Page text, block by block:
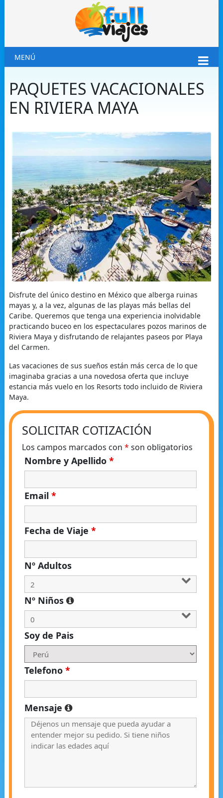
MENÚ
PAQUETES VACACIONALES
EN RIVIERA MAYA
Disfrute del único destino en México que alberga ruinas
mayas y, a la vez, algunas de las playas más bellas del
Caribe. Queremos que tenga una experiencia inolvidable
practicando buceo en los espectaculares pozos marinos de
Riviera Maya y disfrutando de relajantes paseos por Playa
del Carmen.
Las vacaciones de sus sueños están más cerca de lo que
imaginaba gracias a una novedosa oferta que incluye
estancia más vuelo en los Resorts todo incluido de Riviera
Maya.
SOLICITAR COTIZACIÓN
Los campos marcados con * son obligatorios
Nombre y Apellido *
Email *
Fecha de Viaje *
Nº Adultos
Nº Niños
Soy de Pais
Telefono *
Mensaje